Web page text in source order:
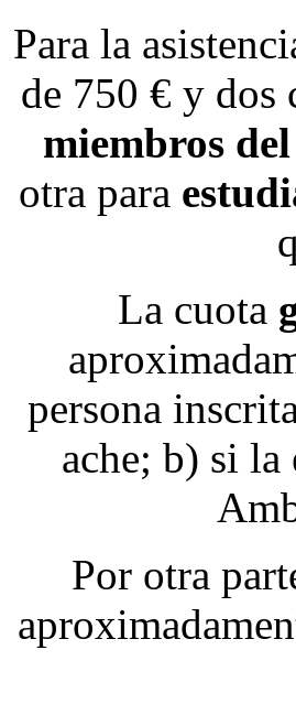
Para la
de 750 € y dos
miembros
otra para
La cuota
persona
ache; b) si la
Por otra